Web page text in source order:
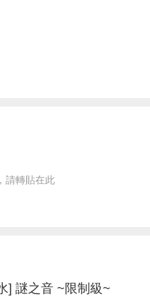
請轉貼在此
] 謎之音 ~限制級~